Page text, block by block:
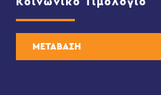
ΜΕΤΑΒΑΣΗ